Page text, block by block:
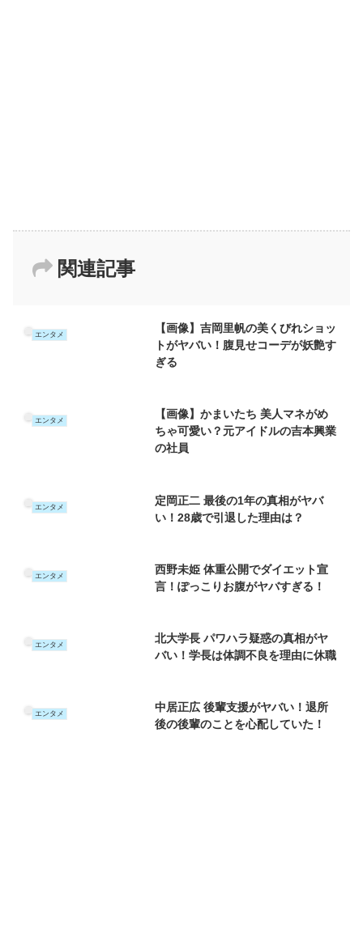
関連記事
エンタメ
【画像】吉岡里帆の美くびれショッ
トがヤバい！腹見せコーデが妖艶す
ぎる
エンタメ
【画像】かまいたち 美人マネがめ
ちゃ可愛い？元アイドルの吉本興業
の社員
エンタメ
定岡正二 最後の1年の真相がヤバ
い！28歳で引退した理由は？
エンタメ
西野未姫 体重公開でダイエット宣
言！ぽっこりお腹がヤバすぎる！
エンタメ
北大学長 パワハラ疑惑の真相がヤ
バい！学長は体調不良を理由に休職
エンタメ
中居正広 後輩支援がヤバい！退所
後の後輩のことを心配していた！